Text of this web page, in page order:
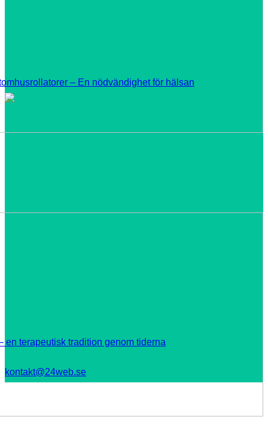
– En nödvändighet för hälsan
en terapeutisk tradition genom tiderna
kontakt@24web.se